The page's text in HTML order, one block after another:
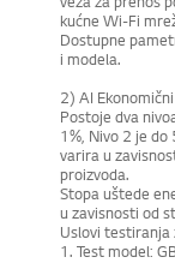
veza za prenos
kućne Wi-Fi
Dostupne
i modela.
2) AI
Postoje dva
1%, Nivo 2 je
varira u
proizvoda.
Stopa uštede
u zavisnosti od
Uslovi testiranja
1. Test model: